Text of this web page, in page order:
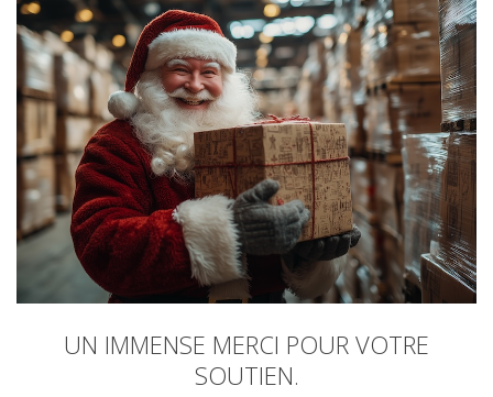
UN IMMENSE MERCI POUR VOTRE
SOUTIEN.